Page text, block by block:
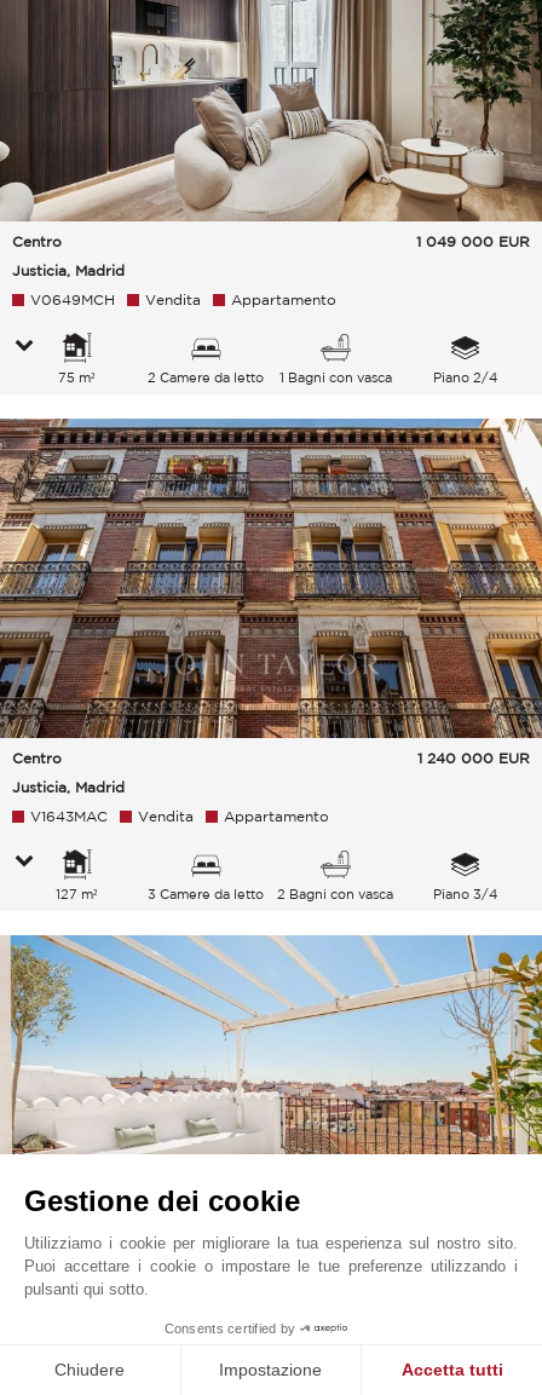
Centro
Justicia, Madrid
1 049 000 EUR
V0649MCH Vendita Appartamento
75 m² 2 Camere da letto 1 Bagni con vasca Piano 2/4
Centro
Justicia, Madrid
1 240 000 EUR
V1643MAC Vendita Appartamento
127 m² 3 Camere da letto 2 Bagni con vasca Piano 3/4
Centro
Palacio, Madrid
2 920 000 EUR
Vendita Attico
Gestione dei cookie
Utilizziamo i cookie per migliorare la tua esperienza sul nostro sito.
Puoi accettare i cookie o impostare le tue preferenze utilizzando i
pulsanti qui sotto.
Consents certified by
Chiudere Impostazione Accetta tutti